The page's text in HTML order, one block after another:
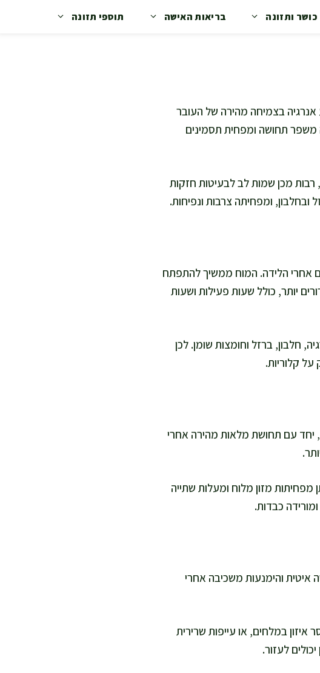
כושר ותזונה בריאות האישה תוספי תזונה
אנרגיה בצמיחה מהירה של העובר
משפר תחושה ומפחית תסמינים
רבות מכן שמות לב לבעיטות חזקות
ובחלבון, ומפחיתה צרבות ונפיחות.
חום אחרי הלידה. המוח ממשיך להתפתח
יותר, כולל שעות פעילות ושעות
חלבון, ברזל וחומצות שומן. לכן
קלוריות.
יחד עם תחושת מלאות מהירה אחרי
מפחיתות מזון מלוח ומעלות שתייה
כבדות.
יותר, לעיסה איטית והימנעות משכיבה אחרי
במלחים, או עייפות שרירית
לעזור.